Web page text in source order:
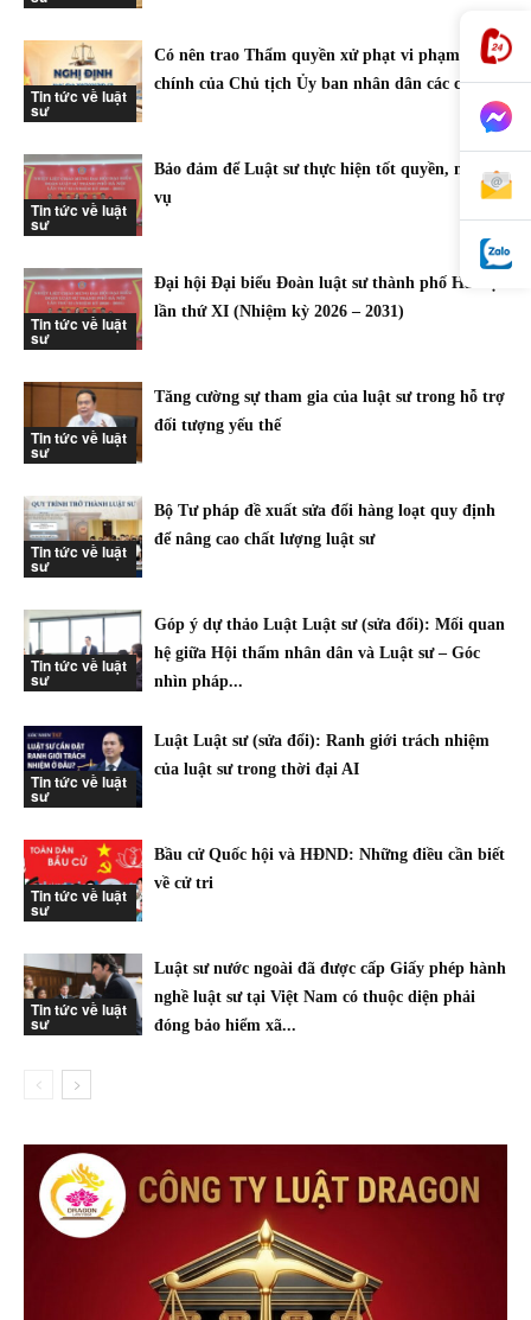
Tin tức về luật
sư
Có nên trao Thẩm quyền xử phạt vi phạm hành
chính của Chủ tịch Ủy ban nhân dân các cấp
Tin tức về luật
sư
Bảo đảm để Luật sư thực hiện tốt quyền, nghĩa
vụ
Tin tức về luật
sư
Đại hội Đại biểu Đoàn luật sư thành phố Hà Nội
lần thứ XI (Nhiệm kỳ 2026 – 2031)
Tin tức về luật
sư
Tăng cường sự tham gia của luật sư trong hỗ trợ
đối tượng yếu thế
Tin tức về luật
sư
Bộ Tư pháp đề xuất sửa đổi hàng loạt quy định
để nâng cao chất lượng luật sư
Tin tức về luật
sư
Góp ý dự thảo Luật Luật sư (sửa đổi): Mối quan
hệ giữa Hội thẩm nhân dân và Luật sư – Góc
nhìn pháp...
Tin tức về luật
sư
Luật Luật sư (sửa đổi): Ranh giới trách nhiệm
của luật sư trong thời đại AI
Tin tức về luật
sư
Bầu cử Quốc hội và HĐND: Những điều cần biết
về cử tri
Tin tức về luật
sư
Luật sư nước ngoài đã được cấp Giấy phép hành
nghề luật sư tại Việt Nam có thuộc diện phải
đóng bảo hiểm xã...